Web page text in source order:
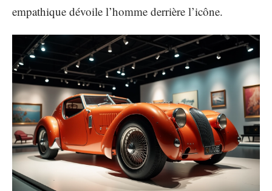
empathique dévoile l’homme derrière l’icône.